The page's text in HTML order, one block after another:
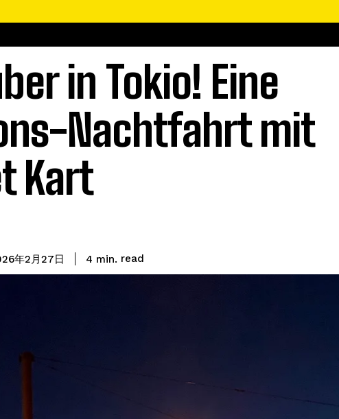
in Tokio! Eine
Nachtfahrt mit
Kart
年2月27日 4 min. read